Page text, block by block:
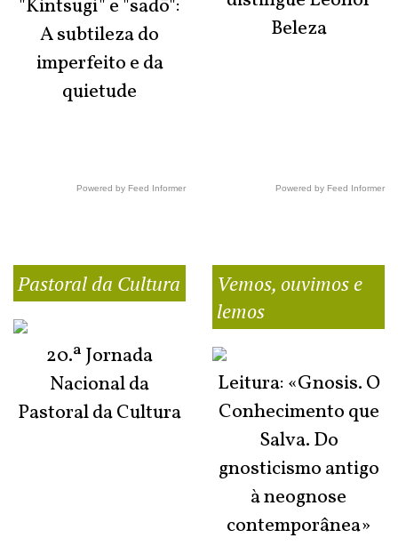
"Kintsugi" e "sadō":
A subtileza do
imperfeito e da
quietude
Powered by Feed Informer
Beleza
Powered by Feed Informer
Pastoral da Cultura
20.ª Jornada
Nacional da
Pastoral da Cultura
Vemos, ouvimos e
lemos
Leitura: «Gnosis. O
Conhecimento que
Salva. Do
gnosticismo antigo
à neognose
contemporânea»